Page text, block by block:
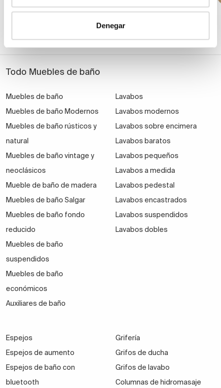
Denegar
Todo Muebles de baño
Muebles de baño
Muebles de baño Modernos
Muebles de baño rústicos y
natural
Muebles de baño vintage y
neoclásicos
Mueble de baño de madera
Muebles de baño Salgar
Muebles de baño fondo
reducido
Muebles de baño
suspendidos
Muebles de baño
económicos
Auxiliares de baño
Lavabos
Lavabos modernos
Lavabos sobre encimera
Lavabos baratos
Lavabos pequeños
Lavabos a medida
Lavabos pedestal
Lavabos encastrados
Lavabos suspendidos
Lavabos dobles
Espejos
Espejos de aumento
Espejos de baño con
bluetooth
Grifería
Grifos de ducha
Grifos de lavabo
Columnas de hidromasaje